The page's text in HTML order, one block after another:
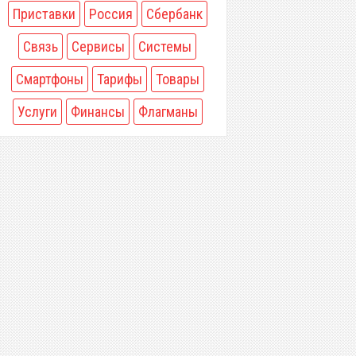
Приставки Россия
Сбербанк
Связь
Сервисы
Системы
Смартфоны
Тарифы
Товары
Услуги
Финансы Флагманы